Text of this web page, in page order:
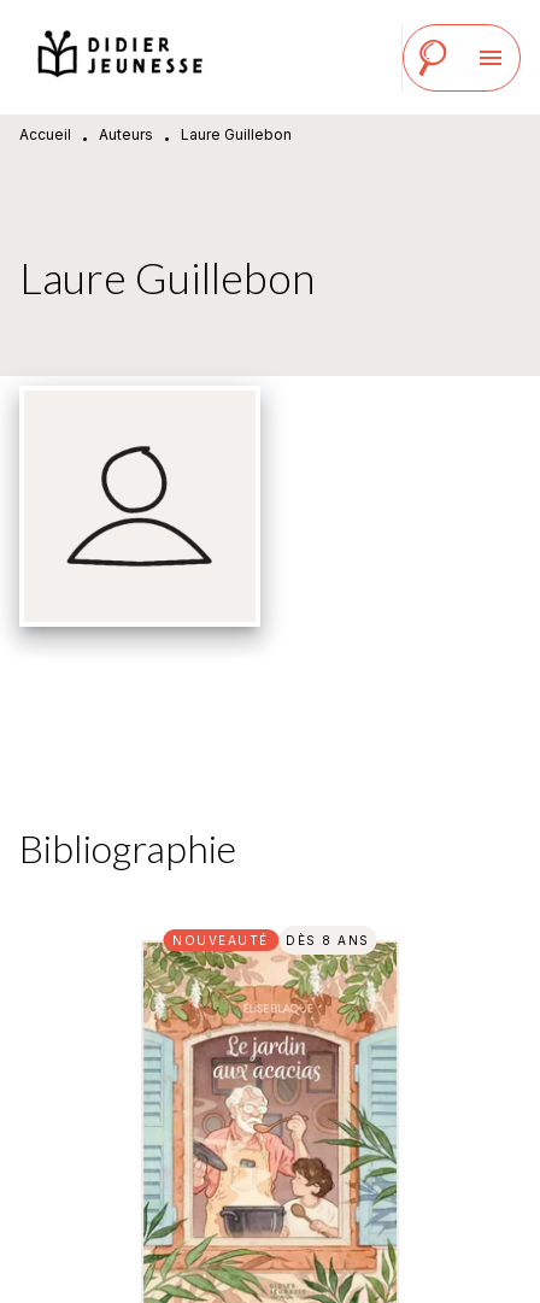
MENU RECHERCHE
PIED DE PAGE
menu
Accueil • Auteurs • Laure Guillebon
Laure Guillebon
Bibliographie
NOUVEAUTÉ DÈS 8 ANS